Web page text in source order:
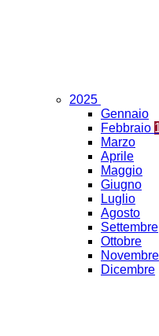
2025
Gennaio
Febbraio
Marzo
Aprile
Maggio
Giugno
Luglio
Agosto
Settembre
Ottobre
Novembre
Dicembre